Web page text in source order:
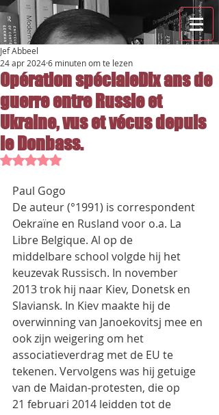
Opération spécialeDix ans de
guerre entre Russie et
Ukraine, vus et vécus depuis
le Donbass.
Jef Abbeel
24 apr 20246 minuten om te lezen
Beoordeeld met NaN uit 5 sterren.
Paul Gogo
De auteur (°1991) is correspondent
Oekraïne en Rusland voor o.a. La
Libre Belgique. Al op de
middelbare school volgde hij het
keuzevak Russisch. In november
2013 trok hij naar Kiev, Donetsk en
Slaviansk. In Kiev maakte hij de
overwinning van Janoekovitsj mee en
ook zijn weigering om het
associatieverdrag met de EU te
tekenen. Vervolgens was hij getuige
van de Maidan-protesten, die op
21 februari 2014 leidden tot de